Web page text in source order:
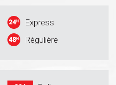
Express
Régulière